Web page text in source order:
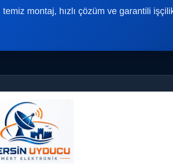
montaj, hızlı çözüm ve garantili